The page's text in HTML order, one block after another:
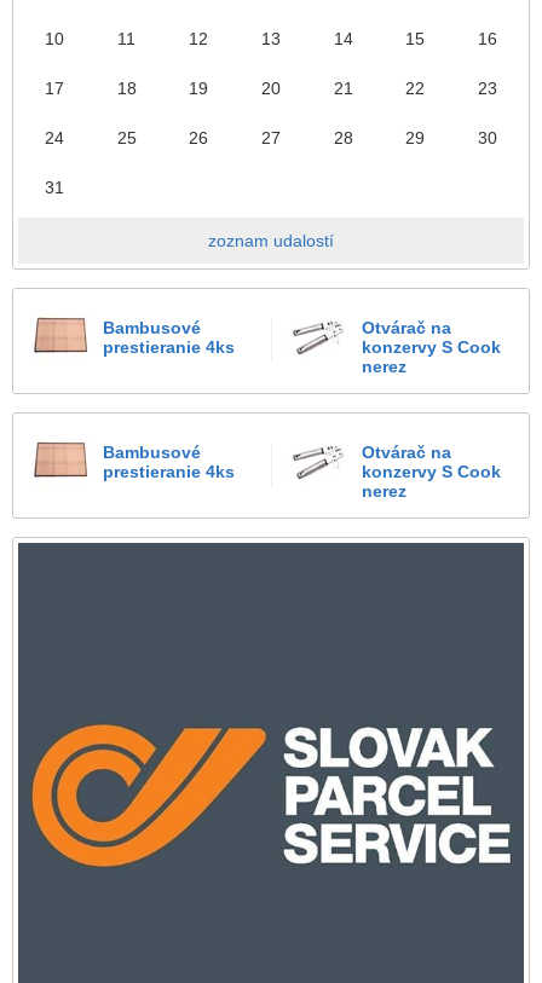
10 11 12 13 14 15 16
17 18 19 20 21 22 23
24 25 26 27 28 29 30
31
zoznam udalostí
Bambusové
prestieranie 4ks
Otvárač na
konzervy S Cook
nerez
Bambusové
prestieranie 4ks
Otvárač na
konzervy S Cook
nerez